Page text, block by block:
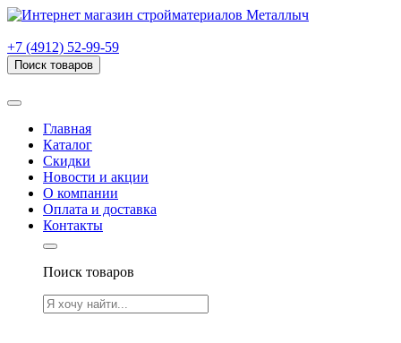
+7 (4912) 52-99-59
Поиск товаров
Главная
Каталог
Скидки
Новости и акции
О компании
Оплата и доставка
Контакты
Поиск товаров